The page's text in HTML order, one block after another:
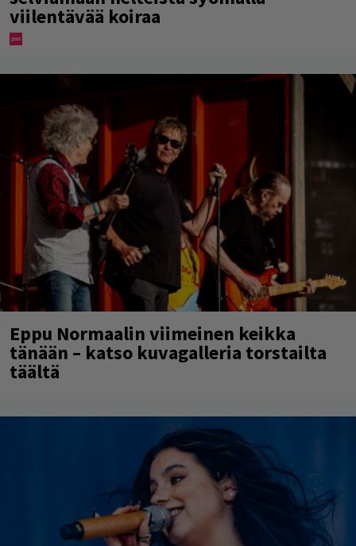
viilentävää koiraa
Eppu Normaalin viimeinen keikka
tänään – katso kuvagalleria torstailta
täältä